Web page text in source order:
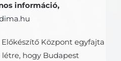
információ,
Központ egyfajta
hogy Budapest